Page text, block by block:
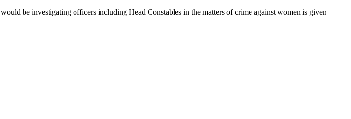
be investigating officers including Head Constables in the matters of crime against women is given